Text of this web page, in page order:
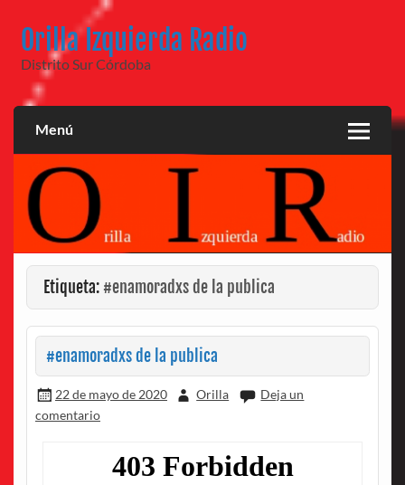
contenido
Orilla Izquierda Radio
Distrito Sur Córdoba
Menú
Etiqueta:#enamoradxs de la publica
#enamoradxs de la publica
22 de mayo de 2020 Orilla
Deja un
comentario